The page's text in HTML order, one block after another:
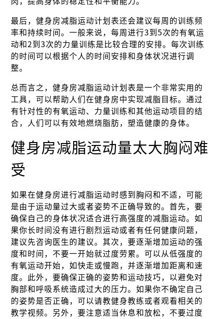
最后，健身房减脂运动计划表还会建议每周的训练频
率和持续时间。一般来说，每周进行3到5次的有氧运
动和2到3次的力量训练是比较合理的安排。每次训练
的时间可以根据个人的时间安排和身体状况进行调
整。
总而言之，健身房减脂运动计划表是一个非常实用的
工具，可以帮助人们在健身房中实现减脂目标。通过
有针对性的有氧运动、力量训练和其他运动项目的结
合，人们可以有效地燃烧脂肪，塑造健康的身体。
健身房减脂运动量太大胸闷难
受
如果在健身房进行减脂运动时感到胸闷和不适，可能
是由于运动量过大或者姿势不正确导致的。首先，要
确保自己的身体状况适合进行高强度的减脂运动。如
果你长时间没有进行剧烈运动或者有任何健康问题，
建议先咨询医生的建议。其次，要逐渐增加运动的强
度和时间，不要一开始就过度劳累。可以从低强度的
有氧运动开始，如快走或慢跑，并逐渐增加距离和速
度。此外，要确保正确的姿势和运动技巧，以避免对
胸部和呼吸系统造成过大的压力。如果你不确定自己
的姿势是否正确，可以请教健身教练或者观看相关的
教学视频。另外，要注意适当休息和放松，不要过度